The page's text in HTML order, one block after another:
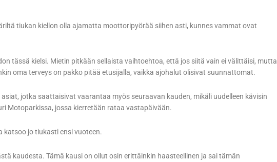
tiukan kiellon olla ajamatta moottoripyörää siihen asti, kunnes vammat ovat
tässä kielsi. Mietin pitkään sellaista vaihtoehtoa, että jos siitä vain ei välittäisi, mutta
oma terveys on pakko pitää etusijalla, vaikka ajohalut olisivat suunnattomat.
jotka saattaisivat vaarantaa myös seuraavan kauden, mikäli uudelleen kävisin
Motoparkissa, jossa kierretään rataa vastapäivään.
katsoo jo tiukasti ensi vuoteen.
kaudesta. Tämä kausi on ollut osin erittäinkin haasteellinen ja sai tämän